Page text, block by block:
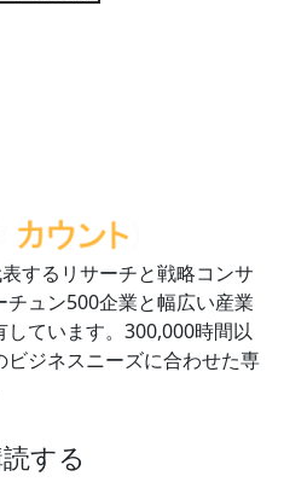
するリサーチと戦略コンサ
ュン500企業と幅広い産業
ています。300,000時間以
ジネスニーズに合わせた専
する